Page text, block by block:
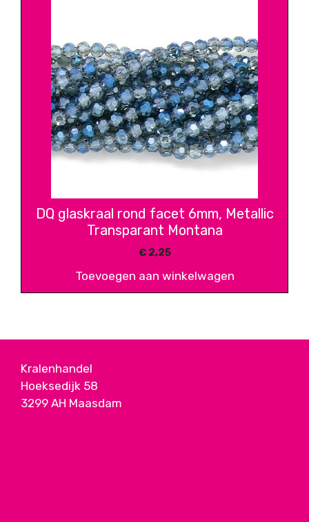
DQ glaskraal rond facet 6mm, Metallic
Transparant Montana
€2,25
Toevoegen aan winkelwagen
Kralenhandel
Hoeksedijk 58
3299 AH Maasdam